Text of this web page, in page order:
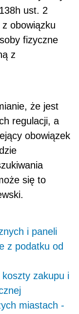
ust. 2
z obowiązku
fizyczne
z
że jest
regulacji, a
obowiązek
się to
i paneli
z podatku od
zakupu i
miastach -